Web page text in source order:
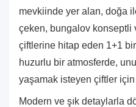
mevkiinde yer alan, doğa
çeken, bungalov konseptli
çiftlerine hitap eden 1+1
huzurlu bir atmosferde,
yaşamak isteyen çiftler için
Modern ve şık detaylarla